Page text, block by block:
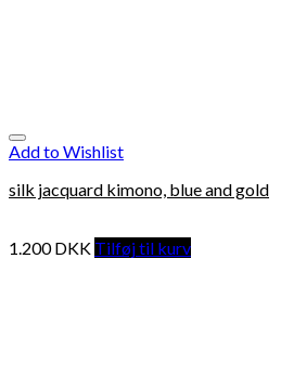
Add to Wishlist
silk jacquard kimono, blue and gold
1.200DKK Tilføj til kurv